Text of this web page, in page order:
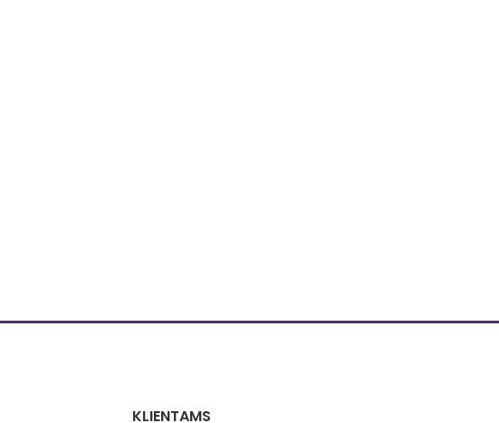
KLIENTAMS